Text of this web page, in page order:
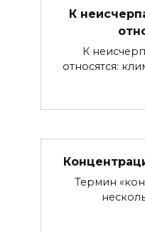
К
К
относятся:
Термин